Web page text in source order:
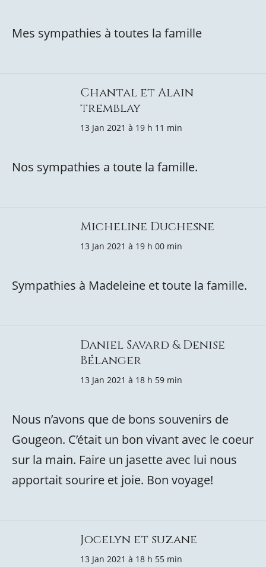
Mes sympathies à toutes la famille
Chantal et Alain
tremblay
13 Jan 2021 à 19 h 11 min
Nos sympathies a toute la famille.
Micheline Duchesne
13 Jan 2021 à 19 h 00 min
Sympathies à Madeleine et toute la famille.
Daniel Savard & Denise
Bélanger
13 Jan 2021 à 18 h 59 min
Nous n’avons que de bons souvenirs de
Gougeon. C’était un bon vivant avec le coeur
sur la main. Faire un jasette avec lui nous
apportait sourire et joie. Bon voyage!
Jocelyn et suzane
13 Jan 2021 à 18 h 55 min